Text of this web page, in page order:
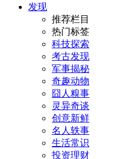
发现
推荐栏目
热门标签
科技探索
考古发现
军事揭秘
奇趣动物
囧人糗事
灵异奇谈
创意新鲜
名人轶事
生活常识
投资理财